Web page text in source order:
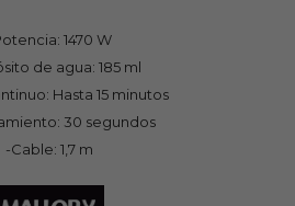
1470 W
de agua: 185 ml
Hasta 15 minutos
30 segundos
-Cable: 1,7 m